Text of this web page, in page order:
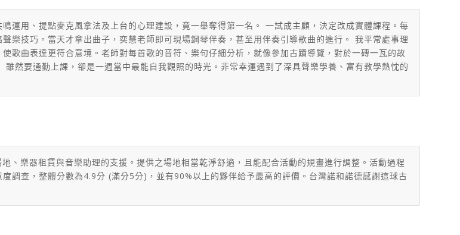
運用、提點麥克風拿法及上台的心理建設，竟一舉奪得第一名。 一試成主顧，決定改成實體課程。每
樂技巧。當天才拿出曲子，奕慧老師即可現場鋼琴伴奏，甚至用伴奏引導歌曲的進行。 我平常處事理
歌曲表達更符合意境。老師對每首歌的音符、樂句仔細分析，就像參加古蹟導覽，對於一磚一瓦的故
然要通勤上課，卻是一週當中最能自我觀照的時光。非常幸運遇到了深具聲樂學養、富有教學熱忱的
樂器租賃與音樂助理的支援。提供之場地相當乾淨舒適，且能配合活動的規畫進行調整。活動過程
調查，整體分數為4.9分 (滿分5分)，並有90%以上的夥伴給予最高的評價。台灣諾和諾德感謝這球古